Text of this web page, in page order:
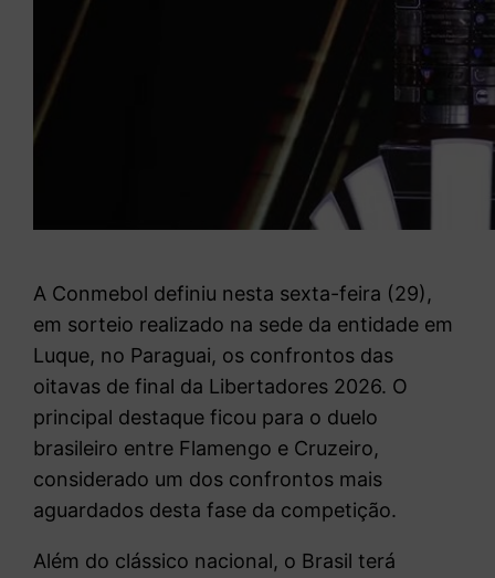
A Conmebol definiu nesta sexta-feira (29),
em sorteio realizado na sede da entidade em
Luque, no Paraguai, os confrontos das
oitavas de final da Libertadores 2026. O
principal destaque ficou para o duelo
brasileiro entre Flamengo e Cruzeiro,
considerado um dos confrontos mais
aguardados desta fase da competição.
Além do clássico nacional, o Brasil terá